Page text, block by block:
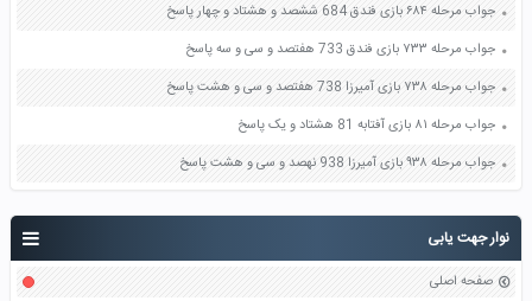
نوار جهت یابی
صفحه اصلی
جواب مرحله ۶۸۴ بازی فندق 684 ششصد و هشتاد و چهار پاسخ
جواب مرحله ۷۳۳ بازی فندق 733 هفتصد و سی و سه پاسخ
جواب مرحله ۷۳۸ بازی آمیرزا 738 هفتصد و سی و هشت پاسخ
جواب مرحله ۸۱ بازی آفتابه 81 هشتاد و یک پاسخ
جواب مرحله ۹۳۸ بازی آمیرزا 938 نهصد و سی و هشت پاسخ